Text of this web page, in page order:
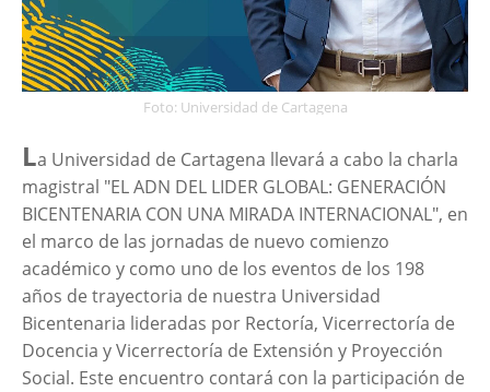
Foto: Universidad de Cartagena
La Universidad de Cartagena llevará a cabo la charla
magistral "EL ADN DEL LIDER GLOBAL: GENERACIÓN
BICENTENARIA CON UNA MIRADA INTERNACIONAL", en
el marco de las jornadas de nuevo comienzo
académico y como uno de los eventos de los 198
años de trayectoria de nuestra Universidad
Bicentenaria lideradas por Rectoría, Vicerrectoría de
Docencia y Vicerrectoría de Extensión y Proyección
Social. Este encuentro contará con la participación de